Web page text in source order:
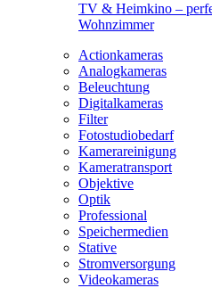
TV & Heimkino –
Wohnzimmer
Actionkameras
Analogkameras
Beleuchtung
Digitalkameras
Filter
Fotostudiobedarf
Kamerareinigung
Kameratransport
Objektive
Optik
Professional
Speichermedien
Stative
Stromversorgung
Videokameras